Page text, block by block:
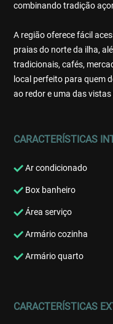
combinando tradição
A região oferece fácil
praias do norte da ilha,
tradicionais, cafés,
local perfeito para quem
ao redor e uma das
CARACTERÍSTICAS
Ar condicionado
Box banheiro
Área serviço
Armário cozinha
Armário quarto
CARACTERÍSTICAS